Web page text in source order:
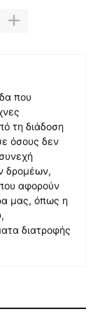
που
τη διάδοση
όσους δεν
δρομέων,
αφορούν
μας, όπως η
διατροφής